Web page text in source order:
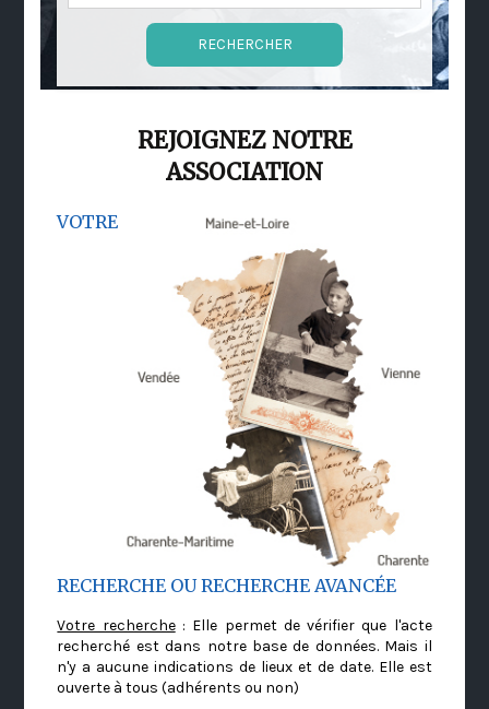
REJOIGNEZ NOTRE
ASSOCIATION
VOTRE
RECHERCHE OU RECHERCHE AVANCÉE
Votre recherche: Elle permet de vérifier que l'acte
recherché est dans notre base de données. Mais il
n'y a aucune indications de lieux et de date. Elle est
ouverte à tous (adhérents ou non)